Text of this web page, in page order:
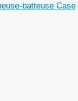
batteuse Case